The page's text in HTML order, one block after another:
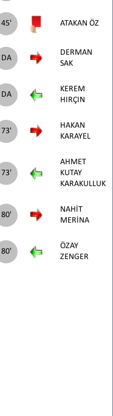
45' ATAKAN ÖZ
DA
DERMAN
SAK
DA
KEREM
HIRÇIN
73'
HAKAN
KARAYEL
73'
AHMET
KUTAY
KARAKULLUK
80'
NAHİT
MERİNA
80'
ÖZAY
ZENGER